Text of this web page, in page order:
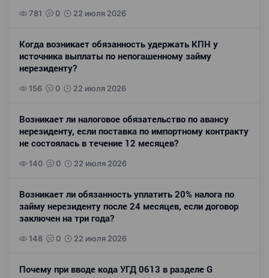
781 0 22 июля 2026
Когда возникает обязанность удержать КПН у
источника выплаты по непогашенному займу
нерезиденту?
156 0 22 июля 2026
Возникает ли налоговое обязательство по авансу
нерезиденту, если поставка по импортному контракту
не состоялась в течение 12 месяцев?
140 0 22 июля 2026
Возникает ли обязанность уплатить 20% налога по
займу нерезиденту после 24 месяцев, если договор
заключен на три года?
148 0 22 июля 2026
Почему при вводе кода УГД 0613 в разделе G